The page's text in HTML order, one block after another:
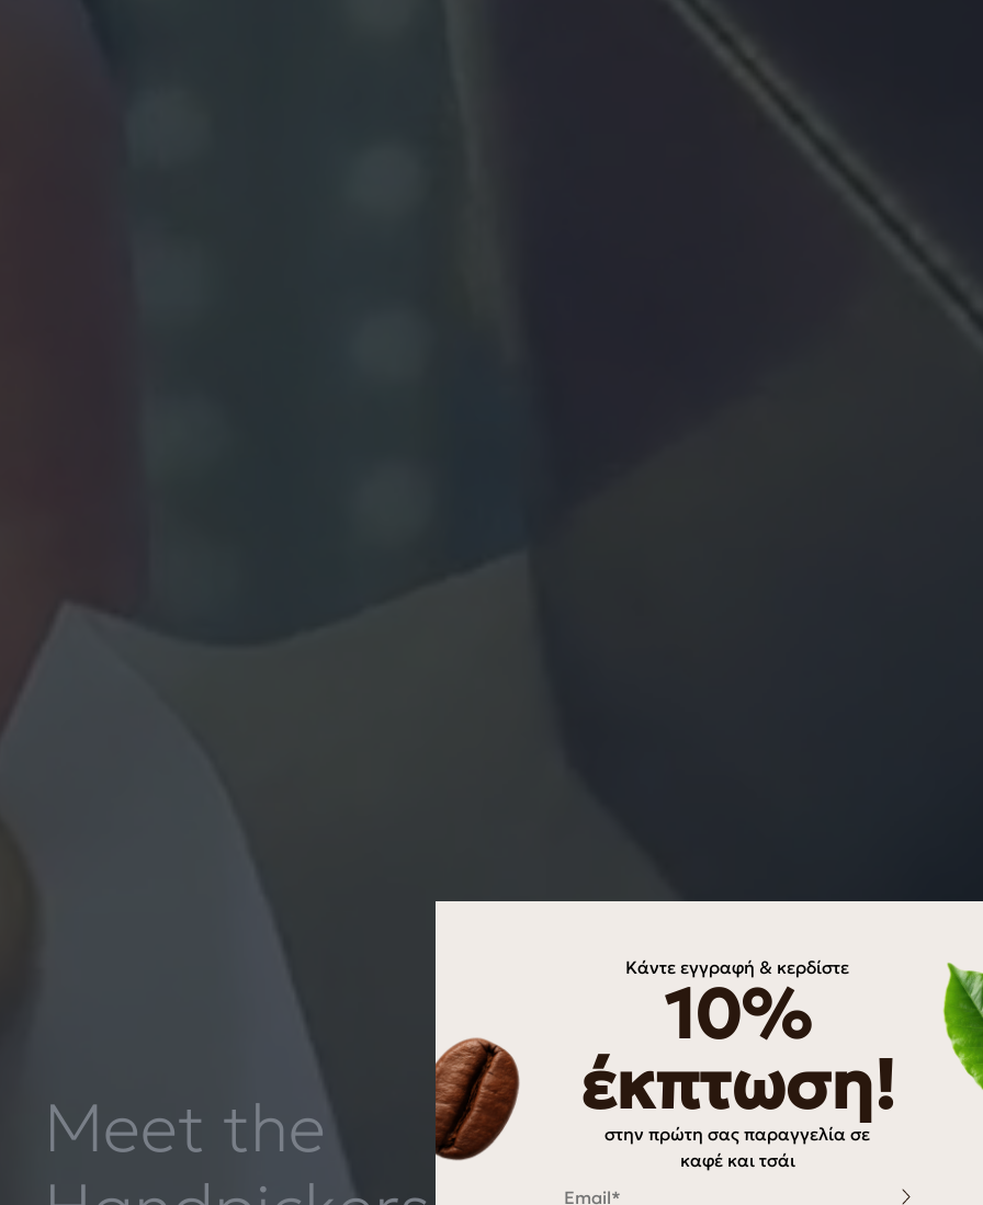
Meet the
Κάντε εγγραφή & κερδίστε
10%
έκπτωση!
στην πρώτη σας παραγγελία σε
καφέ και τσάι
Email